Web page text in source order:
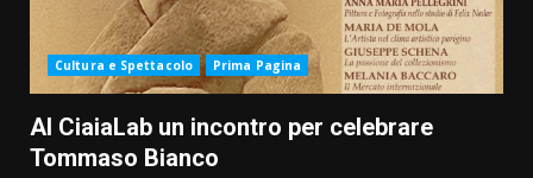
Cultura e Spettacolo Prima Pagina
Al CiaiaLab un incontro per celebrare
Tommaso Bianco